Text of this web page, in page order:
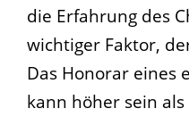
die Erfahrung des
wichtiger Faktor,
Das Honorar eines
kann höher sein